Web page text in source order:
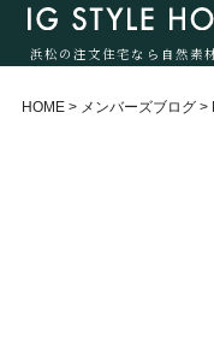
浜松の注文住宅なら自然素
HOME > メンバーズブログ >